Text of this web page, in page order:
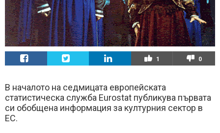
1 0
В началото на седмицата европейската
статистическа служба Eurostat публикува първата
си обобщена информация за културния сектор в
ЕС.